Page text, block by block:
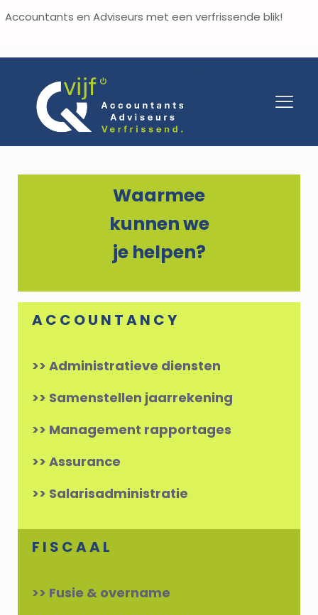
Accountants en Adviseurs met een verfrissende blik!
Waarmee
kunnen we
je helpen?
A C C O U N T A N C Y
>> Administratieve diensten
>> Samenstellen jaarrekening
>> Management rapportages
>> Assurance
>> Salarisadministratie
F I S C A A L
>> Fusie & overname